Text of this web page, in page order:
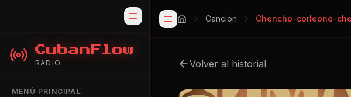
CubanFlow
RADIO
MENÚ PRINCIPAL
Cancion Chencho-corleone-
Volver al historial